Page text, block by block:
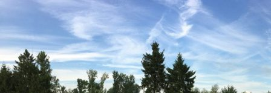
Zu
Inhalten
springen